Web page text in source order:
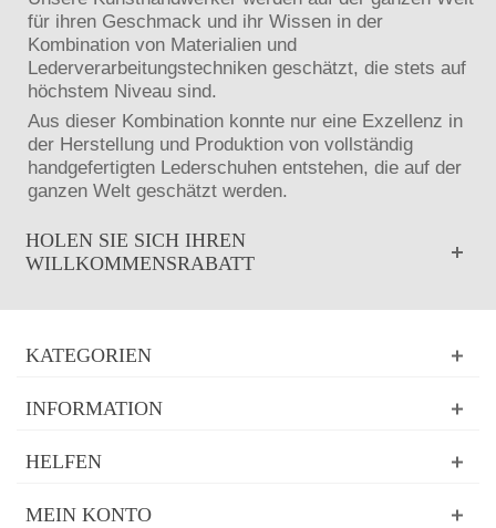
für ihren Geschmack und ihr Wissen in der
Kombination von Materialien und
Lederverarbeitungstechniken geschätzt, die stets auf
höchstem Niveau sind.
Aus dieser Kombination konnte nur eine Exzellenz in
der Herstellung und Produktion von vollständig
handgefertigten Lederschuhen entstehen, die auf der
ganzen Welt geschätzt werden.
HOLEN SIE SICH IHREN
WILLKOMMENSRABATT
KATEGORIEN
INFORMATION
HELFEN
MEIN KONTO